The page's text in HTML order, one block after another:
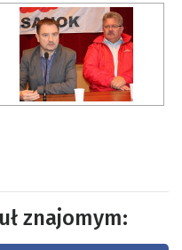
znajomym: